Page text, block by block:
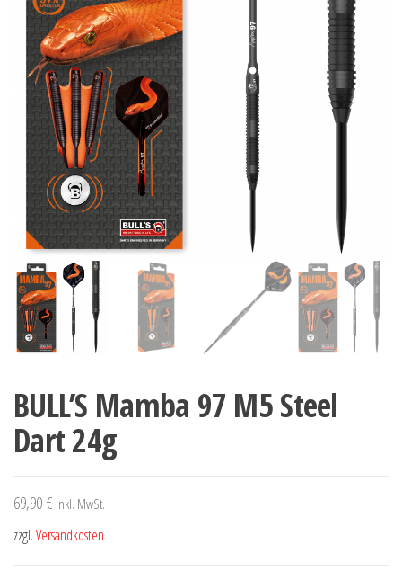
BULL’S Mamba 97 M5 Steel
Dart 24g
69,90 € inkl. MwSt.
zzgl.Versandkosten